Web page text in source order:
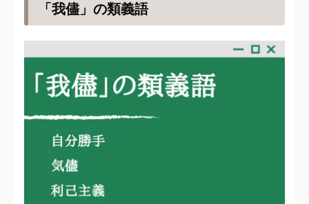
「我儘」の類義語